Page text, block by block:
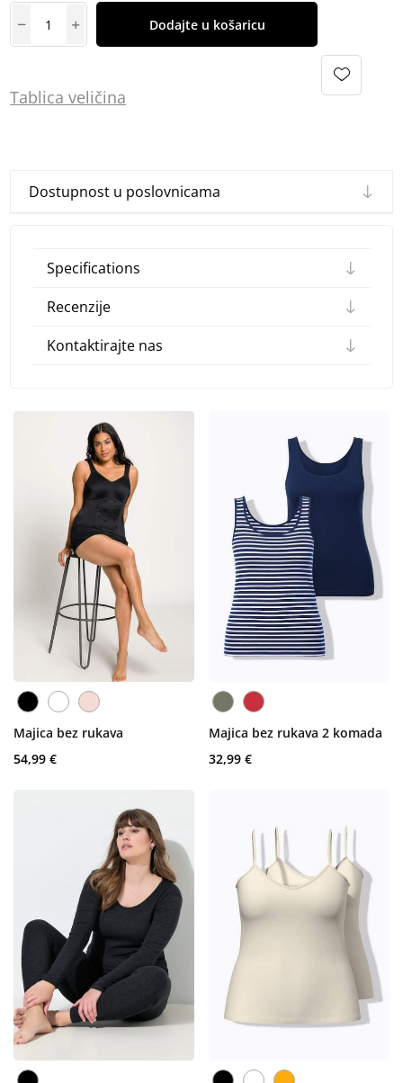
Dodajte u košaricu
Tablica veličina
Dostupnost u poslovnicama
Specifications
Recenzije
Kontaktirajte nas
Majica bez rukava
54,99 €
Majica bez rukava 2 komada
32,99 €